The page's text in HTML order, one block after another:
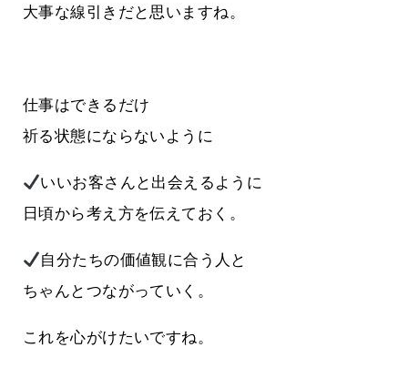
大事な線引きだと思いますね。
仕事はできるだけ
祈る状態にならないように
いいお客さんと出会えるように
日頃から考え方を伝えておく。
自分たちの価値観に合う人と
ちゃんとつながっていく。
これを心がけたいですね。